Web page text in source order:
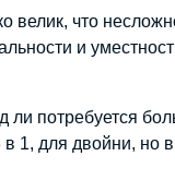
велик, что
и
потребуется
для двойни, но